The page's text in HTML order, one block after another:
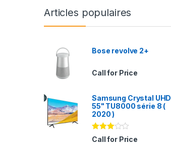
Articles populaires
Bose revolve 2+
Call for Price
Samsung Crystal UHD
55" TU8000 série 8 (
2020 )
Note
2.94
Call for Price